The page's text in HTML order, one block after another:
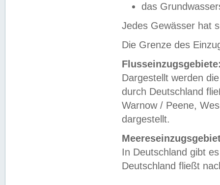
das
Jedes Gewässer hat
Die Grenze des
Dargestellt werden
durch Deutschland
Warnow / Peene,
dargestellt.
In Deutschland gibt
Deutschland fließt